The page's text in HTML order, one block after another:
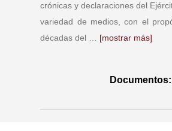
crónicas y declaraciones del
variedad de medios, con el
décadas del … [mostrar más]
Documentos: